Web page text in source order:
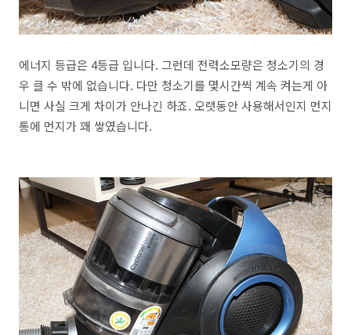
에너지 등급은 4등급 입니다. 그런데 전력소모량은 청소기의 경
우 클 수 밖에 없습니다. 다만 청소기를 몇시간씩 계속 켜는게 아
니면 사실 크게 차이가 안나긴 하죠. 오랫동안 사용해서인지 먼지
통에 먼지가 꽤 쌓였습니다.